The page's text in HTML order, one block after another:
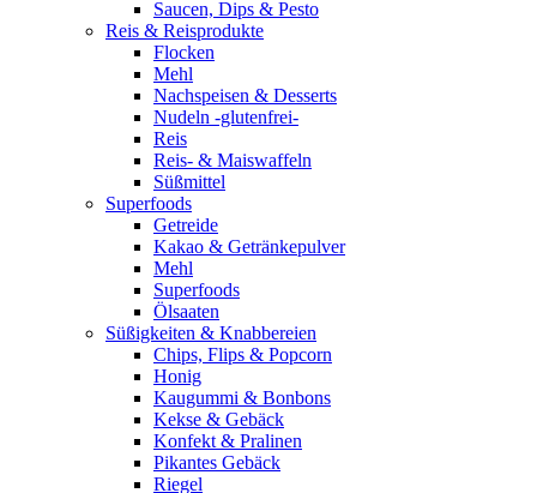
Saucen, Dips & Pesto
Reis & Reisprodukte
Flocken
Mehl
Nachspeisen & Desserts
Nudeln -glutenfrei-
Reis
Reis- & Maiswaffeln
Süßmittel
Superfoods
Getreide
Kakao & Getränkepulver
Mehl
Superfoods
Ölsaaten
Süßigkeiten & Knabbereien
Chips, Flips & Popcorn
Honig
Kaugummi & Bonbons
Kekse & Gebäck
Konfekt & Pralinen
Pikantes Gebäck
Riegel